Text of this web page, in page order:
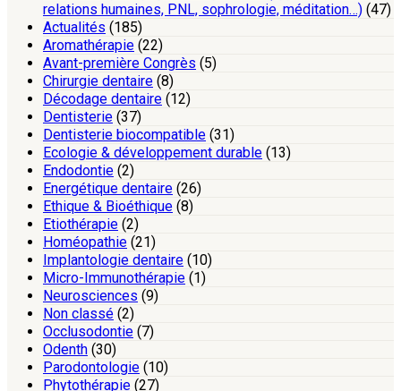
relations humaines, PNL, sophrologie, méditation…) (47)
Actualités (185)
Aromathérapie (22)
Avant-première Congrès (5)
Chirurgie dentaire (8)
Décodage dentaire (12)
Dentisterie (37)
Dentisterie biocompatible (31)
Ecologie & développement durable (13)
Endodontie (2)
Energétique dentaire (26)
Ethique & Bioéthique (8)
Etiothérapie (2)
Homéopathie (21)
Implantologie dentaire (10)
Micro-Immunothérapie (1)
Neurosciences (9)
Non classé (2)
Occlusodontie (7)
Odenth (30)
Parodontologie (10)
Phytothérapie (27)